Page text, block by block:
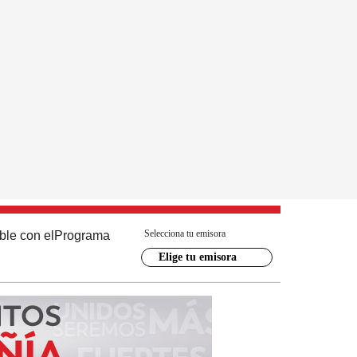
con el Programa Selecciona tu emisora
Elige tu emisora